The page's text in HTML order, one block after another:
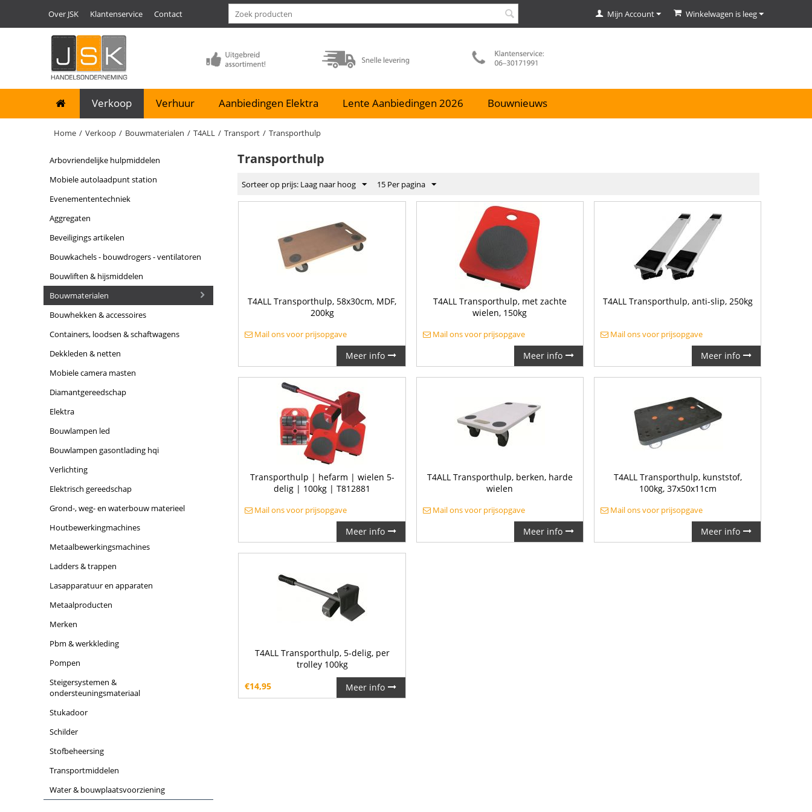
Over JSK Klantenservice Contact Winkelwagen is leeg
Mijn Account
Verkoop Verhuur Aanbiedingen Elektra Lente Aanbiedingen 2026 Bouwnieuws
Home / Verkoop / Bouwmaterialen / T4ALL / Transport / Transporthulp
arbovriendelijke hulpmiddelen
mobiele autolaadpunt station
evenemententechniek
aggregaten
beveiligings artikelen
bouwkachels - bouwdrogers - ventilatoren
bouwliften & hijsmiddelen
bouwmaterialen
bouwhekken & accessoires
containers, loodsen & schaftwagens
dekkleden & netten
mobiele camera masten
diamantgereedschap
elektra
bouwlampen led
bouwlampen gasontlading hqi
verlichting
elektrisch gereedschap
grond-, weg- en waterbouw materieel
houtbewerkingmachines
metaalbewerkingsmachines
ladders & trappen
lasapparatuur en apparaten
metaalproducten
merken
pbm & werkkleding
pompen
steigersystemen &
ondersteuningsmateriaal
stukadoor
schilder
stofbeheersing
transportmiddelen
water & bouwplaatsvoorziening
Transporthulp
Sorteer op prijs: Laag naar hoog 15 Per pagina
T4ALL Transporthulp, 58x30cm, MDF,
200kg
Mail ons voor prijsopgave
Meer info
T4ALL Transporthulp, met zachte
wielen, 150kg
Mail ons voor prijsopgave
Meer info
T4ALL Transporthulp, anti-slip, 250kg
Mail ons voor prijsopgave
Meer info
Transporthulp | hefarm | wielen 5-
delig | 100kg | T812881
Mail ons voor prijsopgave
Meer info
T4ALL Transporthulp, berken, harde
wielen
Mail ons voor prijsopgave
Meer info
T4ALL Transporthulp, kunststof,
100kg, 37x50x11cm
Mail ons voor prijsopgave
Meer info
T4ALL Transporthulp, 5-delig, per
trolley 100kg
€14,95 Meer info